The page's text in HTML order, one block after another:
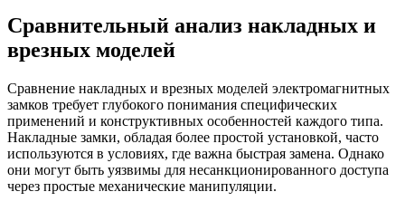
Сравнительный анализ накладных и
врезных моделей
Сравнение накладных и врезных моделей электромагнитных
замков требует глубокого понимания специфических
применений и конструктивных особенностей каждого типа.
Накладные замки, обладая более простой установкой, часто
используются в условиях, где важна быстрая замена. Однако
они могут быть уязвимы для несанкционированного доступа
через простые механические манипуляции.